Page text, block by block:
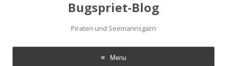
Bugspriet-Blog
Piraten und Seemannsgarn
Menu